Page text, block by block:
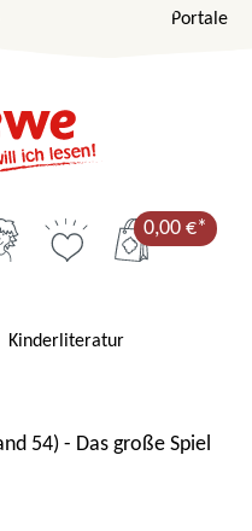
Portale
0,00 €*
Kinderliteratur